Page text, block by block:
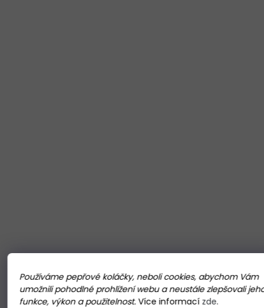
Používáme pepřové koláčky, neboli cookies, abychom Vám
umožnili pohodlné prohlížení webu a neustále zlepšovali
funkce, výkon a použitelnost.Více informací zde.